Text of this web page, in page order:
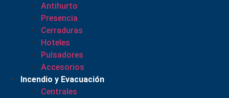
Antihurto
Presencia
Cerraduras
Hoteles
Pulsadores
Accesorios
Incendio y Evacuación
Centrales